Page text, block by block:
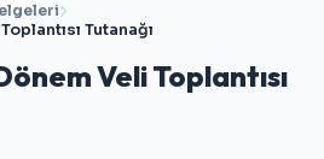
Tutanağı
Veli Toplantısı